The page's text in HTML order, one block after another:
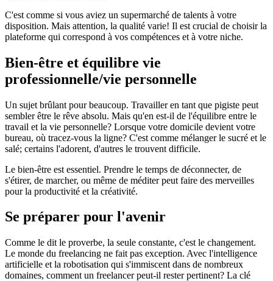
C'est comme si vous aviez un supermarché de talents à votre
disposition. Mais attention, la qualité varie! Il est crucial de choisir la
plateforme qui correspond à vos compétences et à votre niche.
Bien-être et équilibre vie
professionnelle/vie personnelle
Un sujet brûlant pour beaucoup. Travailler en tant que pigiste peut
sembler être le rêve absolu. Mais qu'en est-il de l'équilibre entre le
travail et la vie personnelle? Lorsque votre domicile devient votre
bureau, où tracez-vous la ligne? C'est comme mélanger le sucré et le
salé; certains l'adorent, d'autres le trouvent difficile.
Le bien-être est essentiel. Prendre le temps de déconnecter, de
s'étirer, de marcher, ou même de méditer peut faire des merveilles
pour la productivité et la créativité.
Se préparer pour l'avenir
Comme le dit le proverbe, la seule constante, c'est le changement.
Le monde du freelancing ne fait pas exception. Avec l'intelligence
artificielle et la robotisation qui s'immiscent dans de nombreux
domaines, comment un freelancer peut-il rester pertinent? La clé